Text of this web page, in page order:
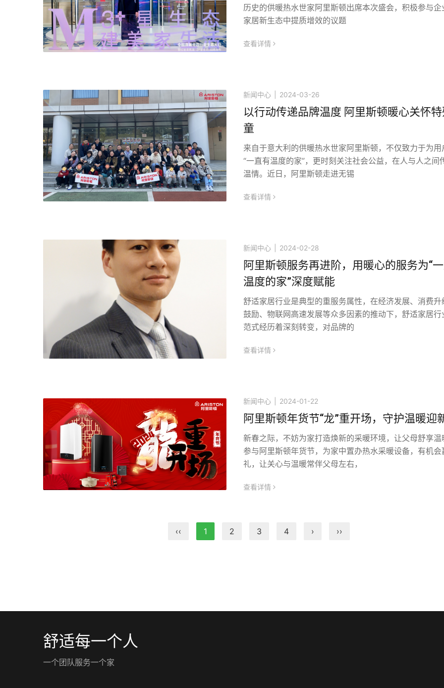
历史的供暖热水世家阿里斯顿出席本次盛会，积极参与企
家居新生态中提质增效的议题
查看详情 icon
新闻中心 2024-03-26
以行动传递品牌温度 阿里斯顿暖心关怀
童
来自于意大利的供暖热水世家阿里斯顿，不仅致力于为用
“一直有温度的家”，更时刻关注社会公益，在人与人之间
温情。近日，阿里斯顿走进无锡
查看详情 icon
新闻中心 2024-02-28
阿里斯顿服务再进阶，用暖心的服务为“
温度的家”深度赋能
舒适家居行业是典型的重服务属性，在经济发展、消费升
鼓励、物联网高速发展等众多因素的推动下，舒适家居行
范式经历着深刻转变，对品牌的
查看详情 icon
新闻中心 2024-01-22
阿里斯顿年货节“龙”重开场，守护温暖迎
新春之际，不妨为家打造焕新的采暖环境，让父母舒享温
参与阿里斯顿年货节，为家中置办热水采暖设备，有机会
礼，让关心与温暖常伴父母左右，
查看详情 icon
‹‹ 1 2 3 4 › ››
舒适每一个人
一个团队服务一个家